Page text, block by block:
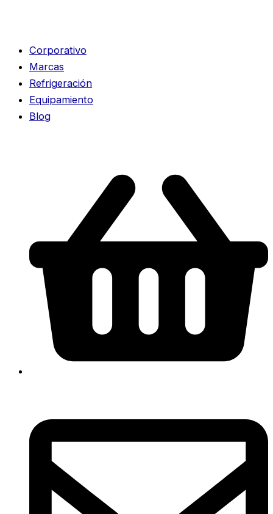
Corporativo
Marcas
Refrigeración
Equipamiento
Blog